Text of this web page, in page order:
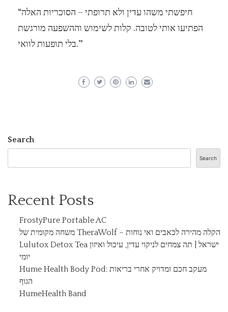
“חיפשתי משהו עדין ולא תרופתי – הסוכריות האלה
הפתיעו אותי לטובה. קלות לשימוש וההשפעה מורגשת
בלי תופעות לוואי.”
Search
Search
Recent Posts
FrostyPure Portable AC
משחה מקומית של TheraWolf – הקלה מהירה לכאבים ואי נוחות
Lulutox Detox Tea ישראל | תה צמחים לניקוי עדין, עיכול ואיזון
יומי
Hume Health Body Pod: מעקב חכם ומדויק אחרי בריאות
הגוף
HumeHealth Band